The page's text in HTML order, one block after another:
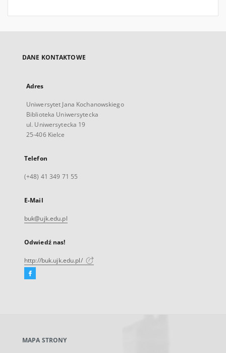
DANE KONTAKTOWE
Adres
Uniwersytet Jana Kochanowskiego
Biblioteka Uniwersytecka
ul. Uniwersytecka 19
25-406 Kielce
Telefon
(+48) 41 349 71 55
E-Mail
buk@ujk.edu.pl
Odwiedź nas!
http://buk.ujk.edu.pl/
Facebook
karcie
MAPA STRONY